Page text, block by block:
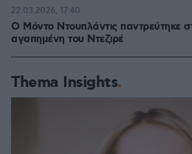
Ο Μόντο Ντουπλάντις παντρεύτηκε
αγαπημένη του Ντεζιρέ
22.03.2026, 17:40
Thema Insights